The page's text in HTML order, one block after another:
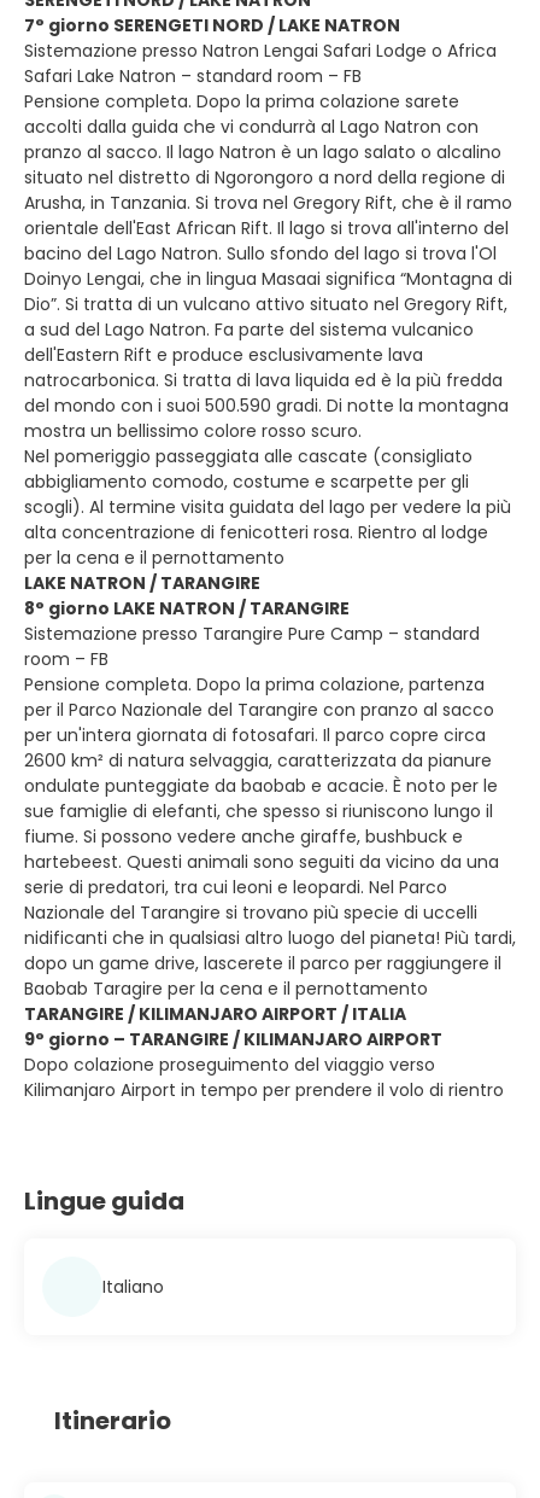
7° giorno SERENGETI NORD / LAKE NATRON
Sistemazione presso Natron Lengai Safari Lodge o Africa
Safari Lake Natron – standard room – FB
Pensione completa. Dopo la prima colazione sarete
accolti dalla guida che vi condurrà al Lago Natron con
pranzo al sacco. Il lago Natron è un lago salato o alcalino
situato nel distretto di Ngorongoro a nord della regione di
Arusha, in Tanzania. Si trova nel Gregory Rift, che è il ramo
orientale dell'East African Rift. Il lago si trova all'interno del
bacino del Lago Natron. Sullo sfondo del lago si trova l'Ol
Doinyo Lengai, che in lingua Masaai significa “Montagna di
Dio”. Si tratta di un vulcano attivo situato nel Gregory Rift,
a sud del Lago Natron. Fa parte del sistema vulcanico
dell'Eastern Rift e produce esclusivamente lava
natrocarbonica. Si tratta di lava liquida ed è la più fredda
del mondo con i suoi 500.590 gradi. Di notte la montagna
mostra un bellissimo colore rosso scuro.
Nel pomeriggio passeggiata alle cascate (consigliato
abbigliamento comodo, costume e scarpette per gli
scogli). Al termine visita guidata del lago per vedere la più
alta concentrazione di fenicotteri rosa. Rientro al lodge
per la cena e il pernottamento
LAKE NATRON / TARANGIRE
8° giorno LAKE NATRON / TARANGIRE
Sistemazione presso Tarangire Pure Camp – standard
room – FB
Pensione completa. Dopo la prima colazione, partenza
per il Parco Nazionale del Tarangire con pranzo al sacco
per un'intera giornata di fotosafari. Il parco copre circa
2600 km² di natura selvaggia, caratterizzata da pianure
ondulate punteggiate da baobab e acacie. È noto per le
sue famiglie di elefanti, che spesso si riuniscono lungo il
fiume. Si possono vedere anche giraffe, bushbuck e
hartebeest. Questi animali sono seguiti da vicino da una
serie di predatori, tra cui leoni e leopardi. Nel Parco
Nazionale del Tarangire si trovano più specie di uccelli
nidificanti che in qualsiasi altro luogo del pianeta! Più tardi,
dopo un game drive, lascerete il parco per raggiungere il
Baobab Taragire per la cena e il pernottamento
TARANGIRE / KILIMANJARO AIRPORT / ITALIA
9° giorno – TARANGIRE / KILIMANJARO AIRPORT
Dopo colazione proseguimento del viaggio verso
Kilimanjaro Airport in tempo per prendere il volo di rientro
Lingue guida
Italiano
Itinerario